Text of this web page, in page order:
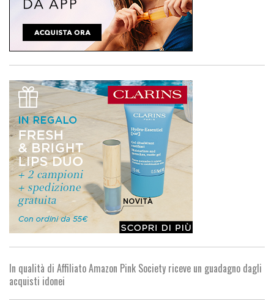
In qualità di Affiliato Amazon Pink Society riceve un guadagno dagli
acquisti idonei